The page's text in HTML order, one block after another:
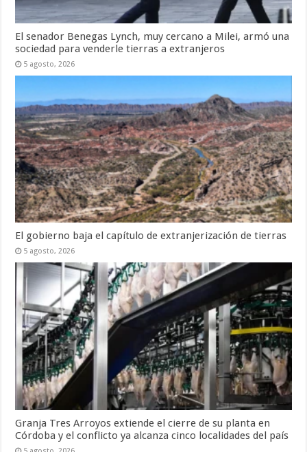
El senador Benegas Lynch, muy cercano a Milei, armó una
sociedad para venderle tierras a extranjeros
5 agosto, 2026
El gobierno baja el capítulo de extranjerización de tierras
5 agosto, 2026
Granja Tres Arroyos extiende el cierre de su planta en
Córdoba y el conflicto ya alcanza cinco localidades del país